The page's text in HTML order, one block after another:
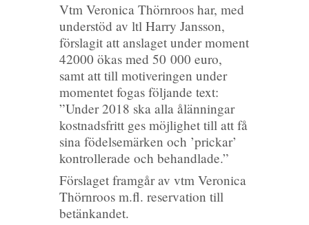
Vtm Veronica Thörnroos har, med
understöd av ltl Harry Jansson,
förslagit att anslaget under moment
42000 ökas med 50 000 euro,
samt att till motiveringen under
momentet fogas följande text:
”Under 2018 ska alla ålänningar
kostnadsfritt ges möjlighet till att få
sina födelsemärken och ’prickar’
kontrollerade och behandlade.”
Förslaget framgår av vtm Veronica
Thörnroos m.fl. reservation till
betänkandet.